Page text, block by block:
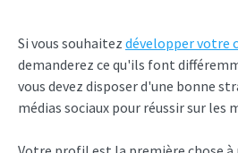
Si vous souhaitez développer votre
demanderez ce qu'ils font
vous devez disposer d'une bonne
médias sociaux pour réussir sur les